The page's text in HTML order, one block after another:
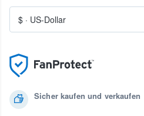
Sicher kaufen und verkaufen
$ · US-Dollar